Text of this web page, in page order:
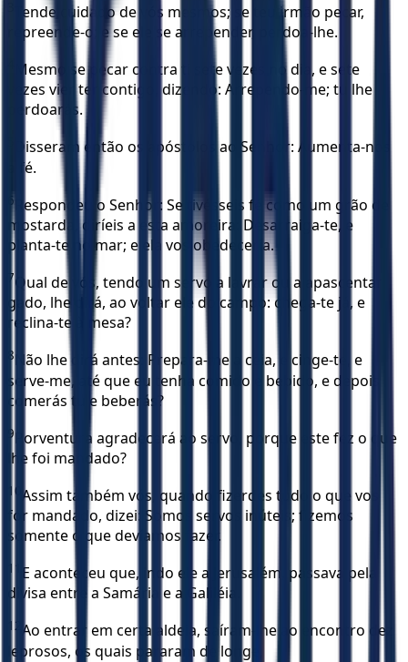
Tende cuidado de vós mesmos; se teu irmão pecar,
repreende-o; e se ele se arrepender, perdoa-lhe.
Mesmo se pecar contra ti sete vezes no dia, e sete
vezes vier ter contigo, dizendo: Arrependo-me; tu lhe
perdoarás.
Disseram então os apóstolos ao Senhor: Aumenta-nos
a fé.
6
Respondeu o Senhor: Se tivésseis fé como um grão de
mostarda, diríeis a esta amoreira: Desarraiga-te, e
planta-te no mar; e ela vos obedeceria.
7Qual de vós, tendo um servo a lavrar ou a apascentar
gado, lhe dirá, ao voltar ele do campo: chega-te já, e
reclina-te à mesa?
8
Não lhe dirá antes: Prepara-me a ceia, e cinge-te, e
serve-me, até que eu tenha comido e bebido, e depois
comerás tu e beberás?
9
Porventura agradecerá ao servo, porque este fez o que
lhe foi mandado?
10 Assim também vós, quando fizerdes tudo o que vos
for mandado, dizei: Somos servos inúteis; fizemos
somente o que devíamos fazer.
11
E aconteceu que, indo ele a Jerusalém, passava pela
divisa entre a Samária e a Galiléia.
12 Ao entrar em certa aldeia, saíram-lhe ao encontro dez
leprosos, os quais pararam de longe,